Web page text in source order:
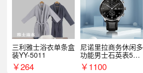
三利雅士浴衣单条盒
装YY-5011
￥264
尼诺里拉商务休闲多
功能男士石英表510
05
￥1100